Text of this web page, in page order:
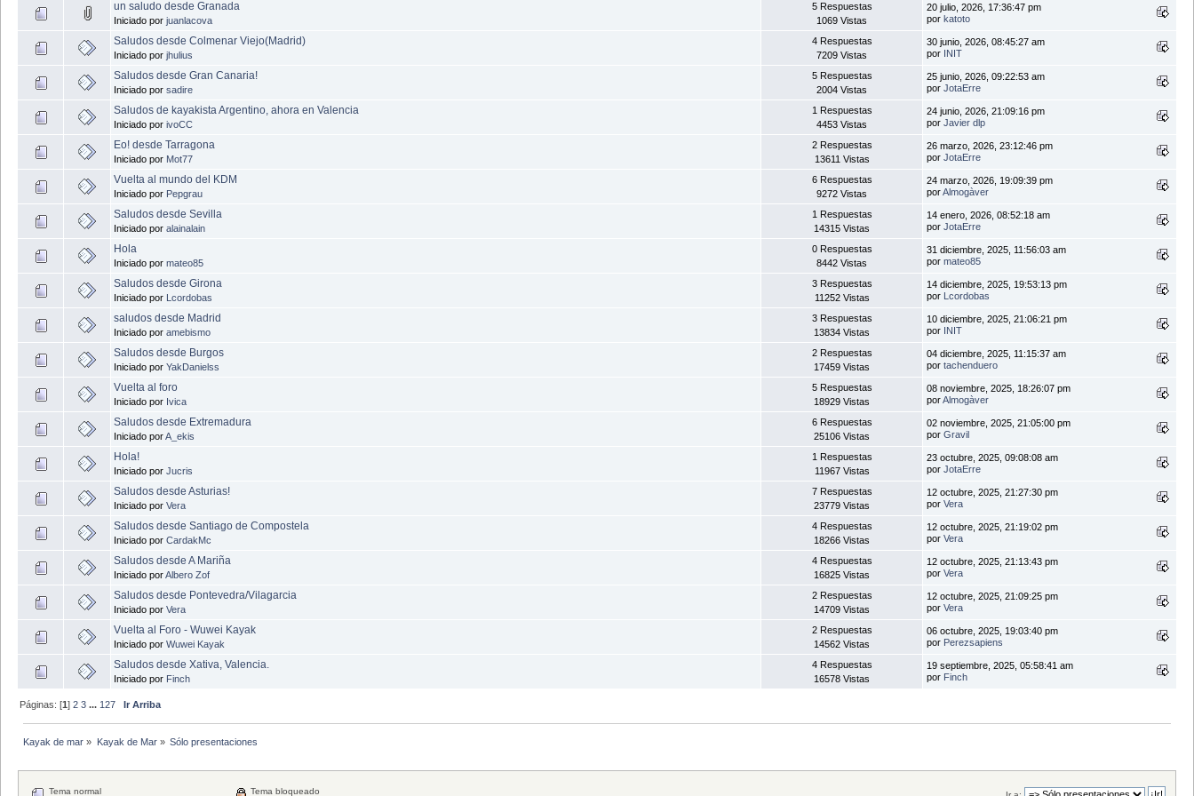
un saludo desde Granada
Iniciado por juanlacova
5 Respuestas
1069 Vistas
20 julio, 2026, 17:36:47 pm
por katoto
Saludos desde Colmenar Viejo(Madrid)
Iniciado por jhulius
4 Respuestas
7209 Vistas
30 junio, 2026, 08:45:27 am
por INIT
Saludos desde Gran Canaria!
Iniciado por sadire
5 Respuestas
2004 Vistas
25 junio, 2026, 09:22:53 am
por JotaErre
Saludos de kayakista Argentino, ahora en Valencia
Iniciado por ivoCC
1 Respuestas
4453 Vistas
24 junio, 2026, 21:09:16 pm
por Javier dlp
Eo! desde Tarragona
Iniciado por Mot77
2 Respuestas
13611 Vistas
26 marzo, 2026, 23:12:46 pm
por JotaErre
Vuelta al mundo del KDM
Iniciado por Pepgrau
6 Respuestas
9272 Vistas
24 marzo, 2026, 19:09:39 pm
porAlmogàver
Saludos desde Sevilla
Iniciado por alainalain
1 Respuestas
14315 Vistas
14 enero, 2026, 08:52:18 am
por JotaErre
Hola
Iniciado por mateo85
0 Respuestas
8442 Vistas
31 diciembre, 2025, 11:56:03 am
por mateo85
Saludos desde Girona
Iniciado por Lcordobas
3 Respuestas
11252 Vistas
14 diciembre, 2025, 19:53:13 pm
por Lcordobas
saludos desde Madrid
Iniciado por amebismo
3 Respuestas
13834 Vistas
10 diciembre, 2025, 21:06:21 pm
por INIT
Saludos desde Burgos
Iniciado por YakDanielss
2 Respuestas
17459 Vistas
04 diciembre, 2025, 11:15:37 am
por tachenduero
Vuelta al foro
Iniciado por Ivica
5 Respuestas
18929 Vistas
08 noviembre, 2025, 18:26:07 pm
porAlmogàver
Saludos desde Extremadura
Iniciado porA_ekis
6 Respuestas
25106 Vistas
02 noviembre, 2025, 21:05:00 pm
por Gravil
Hola!
Iniciado por Jucris
1 Respuestas
11967 Vistas
23 octubre, 2025, 09:08:08 am
por JotaErre
Saludos desde Asturias!
Iniciado por Vera
7 Respuestas
23779 Vistas
12 octubre, 2025, 21:27:30 pm
por Vera
Saludos desde Santiago de Compostela
Iniciado por CardakMc
4 Respuestas
18266 Vistas
12 octubre, 2025, 21:19:02 pm
por Vera
Saludos desde A Mariña
Iniciado porAlbero Zof
4 Respuestas
16825 Vistas
12 octubre, 2025, 21:13:43 pm
por Vera
Saludos desde Pontevedra/Vilagarcia
Iniciado por Vera
2 Respuestas
14709 Vistas
12 octubre, 2025, 21:09:25 pm
por Vera
Vuelta al Foro - Wuwei Kayak
Iniciado por Wuwei Kayak
2 Respuestas
14562 Vistas
06 octubre, 2025, 19:03:40 pm
por Perezsapiens
Saludos desde Xativa, Valencia.
Iniciado por Finch
4 Respuestas
16578 Vistas
19 septiembre, 2025, 05:58:41 am
por Finch
Páginas: [1]2 3 ... 127 Ir Arriba
Kayak de mar » Kayak de Mar» Sólo presentaciones
Tema normal Tema bloqueado